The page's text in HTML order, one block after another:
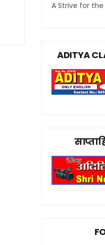
A Strive for the
ADITYA